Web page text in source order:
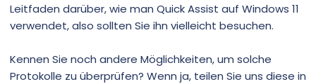
Leitfaden darüber, wie man Quick Assist auf Windows 11
verwendet, also sollten Sie ihn vielleicht besuchen.
Kennen Sie noch andere Möglichkeiten, um solche
Protokolle zu überprüfen? Wenn ja, teilen Sie uns diese in